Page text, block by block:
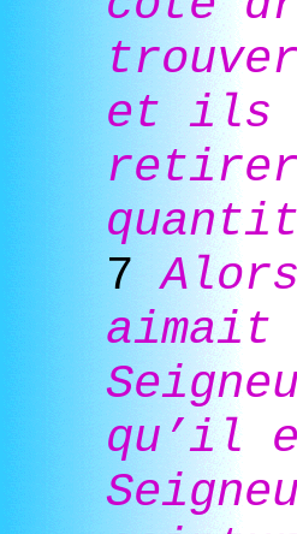
et ils
7
qu’il